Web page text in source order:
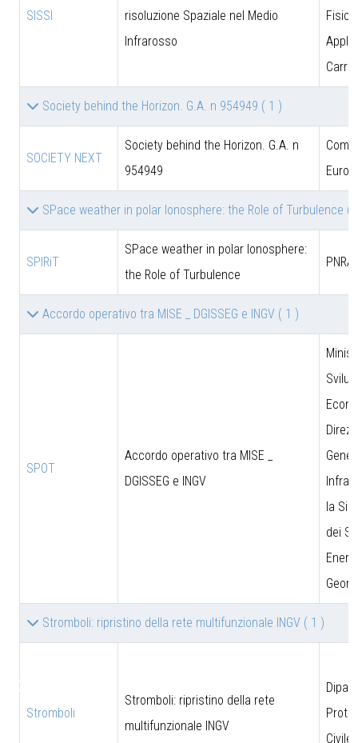
SISSI
risoluzione Spaziale nel Medio
Infrarosso
Fisica
Society behind the Horizon. G.A. n 954949 ( 1 )
SOCIETY NEXT
Society behind the Horizon. G.A. n
954949
SPace weather in polar Ionosphere: the Role of Turbulence (
SPIRiT
SPace weather in polar Ionosphere:
the Role of Turbulence
PNRA
Accordo operativo tra MISE _ DGISSEG e INGV ( 1 )
SPOT
Accordo operativo tra MISE _
DGISSEG e INGV
la
dei
Stromboli: ripristino della rete multifunzionale INGV ( 1 )
Stromboli
Stromboli: ripristino della rete
multifunzionale INGV
Civile